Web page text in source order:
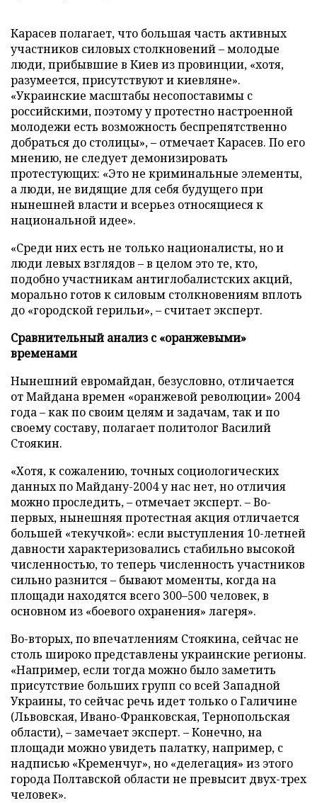
Карасев полагает, что большая часть активных
участников силовых столкновений – молодые
люди, прибывшие в Киев из провинции, «хотя,
разумеется, присутствуют и киевляне».
«Украинские масштабы несопоставимы с
российскими, поэтому у протестно настроенной
молодежи есть возможность беспрепятственно
добраться до столицы», – отмечает Карасев. По его
мнению, не следует демонизировать
протестующих: «Это не криминальные элементы,
а люди, не видящие для себя будущего при
нынешней власти и всерьез относящиеся к
национальной идее».
«Среди них есть не только националисты, но и
люди левых взглядов – в целом это те, кто,
подобно участникам антиглобалистских акций,
морально готов к силовым столкновениям вплоть
до «городской герильи», – считает эксперт.
Сравнительный анализ с «оранжевыми»
временами
Нынешний евромайдан, безусловно, отличается
от Майдана времен «оранжевой революции» 2004
года – как по своим целям и задачам, так и по
своему составу, полагает политолог Василий
Стоякин.
«Хотя, к сожалению, точных социологических
данных по Майдану-2004 у нас нет, но отличия
можно проследить, – отмечает эксперт. – Во-
первых, нынешняя протестная акция отличается
большей «текучкой»: если выступления 10-летней
давности характеризовались стабильно высокой
численностью, то теперь численность участников
сильно разнится – бывают моменты, когда на
площади находятся всего 300–500 человек, в
основномиз «боевого охранения» лагеря».
Во-вторых, повпечатлениям Стоякина, сейчас не
столь широко представлены украинские регионы.
«Например, если тогда можно было заметить
присутствие больших групп со всей Западной
Украины, то сейчас речь идет только о Галичине
(Львовская, Ивано-Франковская, Тернопольская
области), – замечает эксперт. – Конечно, на
площади можно увидеть палатку, например, с
надписью «Кременчуг», но «делегация» из этого
города Полтавской области не превысит двух-трех
человек».